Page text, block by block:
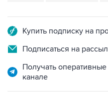
Купить подписку на
Подписаться на
Получать
канале